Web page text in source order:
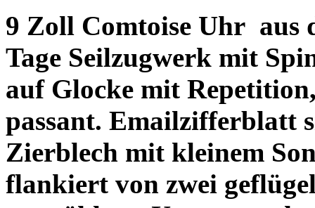
9 Zoll Comtoise Uhr aus
Tage Seilzugwerk mit
auf Glocke mit
passant. Emailzifferblatt
Zierblech mit kleinem
flankiert von zwei